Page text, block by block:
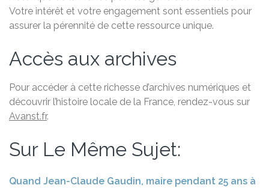
Votre intérêt et votre engagement sont essentiels pour
assurer la pérennité de cette ressource unique.
Accès aux archives
Pour accéder à cette richesse d’archives numériques et
découvrir l’histoire locale de la France, rendez-vous sur
Avanst.fr.
Sur Le Même Sujet:
Quand Jean-Claude Gaudin, maire pendant 25 ans à